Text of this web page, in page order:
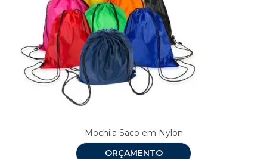
Mochila Saco em Nylon
ORÇAMENTO